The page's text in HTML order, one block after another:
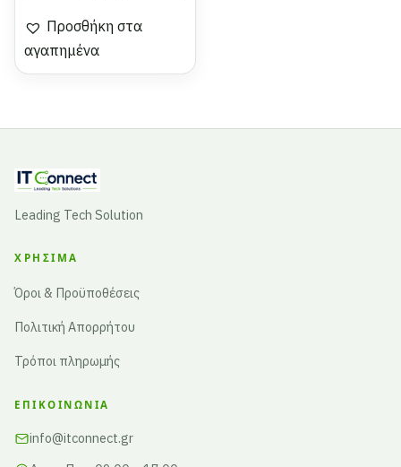
Προσθήκη στα
αγαπημένα
Leading Tech Solution
ΧΡΉΣΙΜΑ
Όροι & Προϋποθέσεις
Πολιτική Απορρήτου
Τρόποι πληρωμής
ΕΠΙΚΟΙΝΩΝΊΑ
info@itconnect.gr